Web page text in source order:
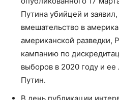
Путина убийцей и заявил,
вмешательство в
американской разведки,
кампанию по
выборов в 2020 году и
Путин.
В день публикации